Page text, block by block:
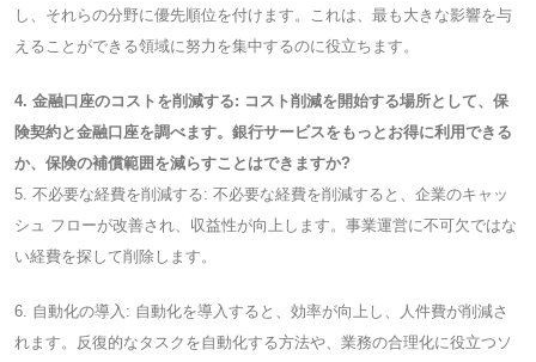
し、それらの分野に優先順位を付けます。これは、最も大きな影響を与
えることができる領域に努力を集中するのに役立ちます。
4. 金融口座のコストを削減する: コスト削減を開始する場所として、保
険契約と金融口座を調べます。銀行サービスをもっとお得に利用できる
か、保険の補償範囲を減らすことはできますか?
5. 不必要な経費を削減する: 不必要な経費を削減すると、企業のキャッ
シュ フローが改善され、収益性が向上します。事業運営に不可欠ではな
い経費を探して削除します。
6. 自動化の導入: 自動化を導入すると、効率が向上し、人件費が削減さ
れます。反復的なタスクを自動化する方法や、業務の合理化に役立つソ